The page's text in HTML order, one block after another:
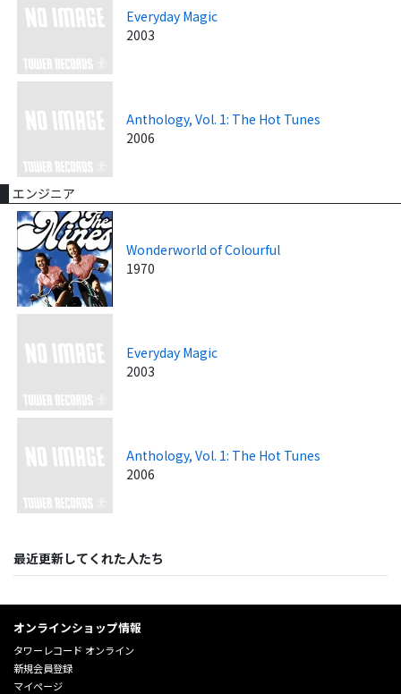
Everyday Magic
2003
Anthology, Vol. 1: The Hot Tunes
2006
エンジニア
Wonderworld of Colourful
1970
Everyday Magic
2003
Anthology, Vol. 1: The Hot Tunes
2006
最近更新してくれた人たち
オンラインショップ情報
タワーレコード オンライン
新規会員登録
マイページ